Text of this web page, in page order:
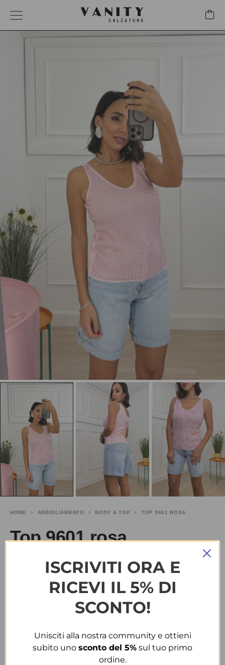
HOME ABBIGLIAMENTO BODY & TOP TOP 9601 ROSA
Top 9601 rosa
€25.00
10.00
COLORE
ISCRIVITI ORA E
RICEVI IL 5% DI
SCONTO!
Unisciti alla nostra community e ottieni
subito uno sconto del 5% sul tuo primo
ordine.